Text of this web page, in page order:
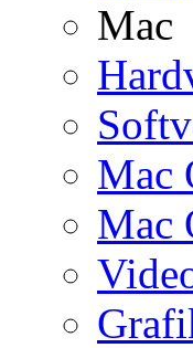
Mac
Mac
Mac